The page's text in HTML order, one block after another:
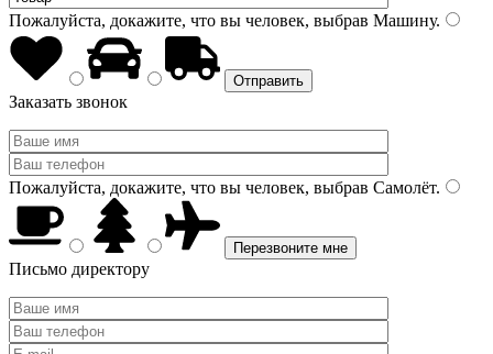
Пожалуйста, докажите, что вы человек, выбрав Машину.
Заказать звонок
Пожалуйста, докажите, что вы человек, выбрав Самолёт.
Письмо директору